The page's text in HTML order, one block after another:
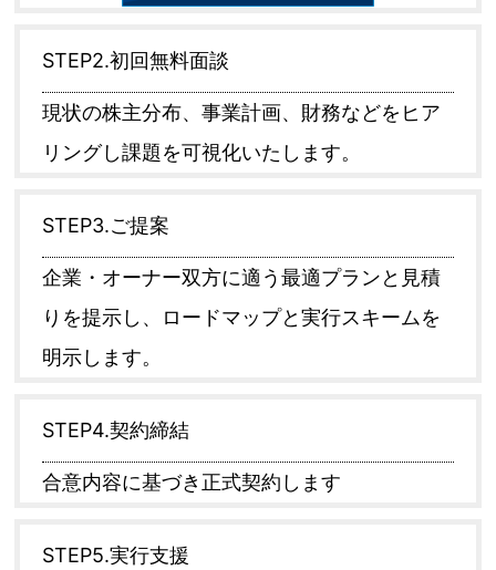
STEP2.初回無料面談
現状の株主分布、事業計画、財務などをヒア
リングし課題を可視化いたします。
STEP3.ご提案
企業・オーナー双方に適う最適プランと見積
りを提示し、ロードマップと実行スキームを
明示します。
STEP4.契約締結
合意内容に基づき正式契約します
STEP5.実行支援